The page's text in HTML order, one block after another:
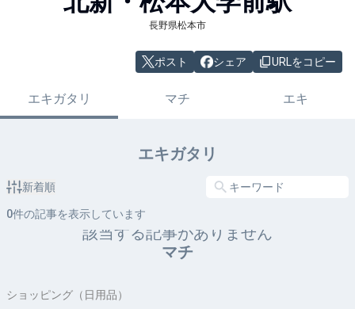
長野県松本市
ポスト シェア URLをコピー
エキガタリ マチ エキ
エキガタリ
新着順
0件の記事を表示しています
該当する記事がありません
マチ
ショッピング（日用品）